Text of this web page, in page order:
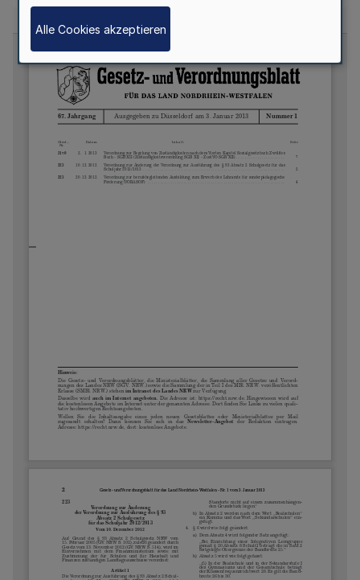
Alle Cookies akzeptieren